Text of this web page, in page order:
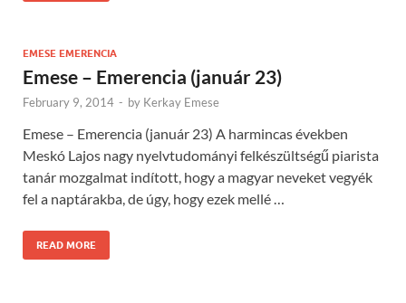
EMESE EMERENCIA
Emese – Emerencia (január 23)
February 9, 2014 - by Kerkay Emese
Emese – Emerencia (január 23) A harmincas években
Meskó Lajos nagy nyelvtudományi felkészültségű piarista
tanár mozgalmat indított, hogy a magyar neveket vegyék
fel a naptárakba, de úgy, hogy ezek mellé …
READ MORE